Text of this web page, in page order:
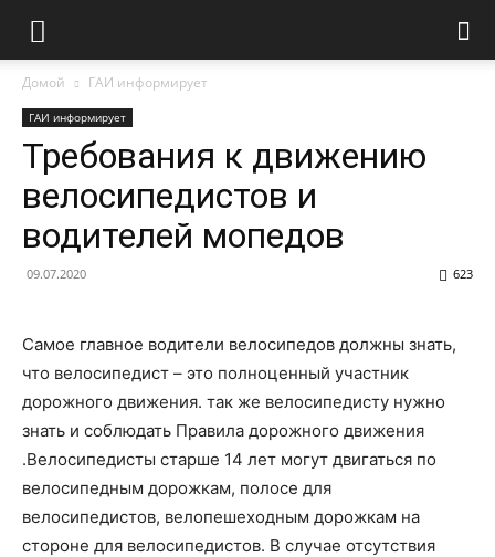
Домой ГАИ информирует
ГАИ информирует
Требования к движению
велосипедистов и
водителей мопедов
09.07.2020 623
Самое главное водители велосипедов должны знать,
что велосипедист – это полноценный участник
дорожного движения. так же велосипедисту нужно
знать и соблюдать Правила дорожного движения
.Велосипедисты старше 14 лет могут двигаться по
велосипедным дорожкам, полосе для
велосипедистов, велопешеходным дорожкам на
стороне для велосипедистов. В случае отсутствия